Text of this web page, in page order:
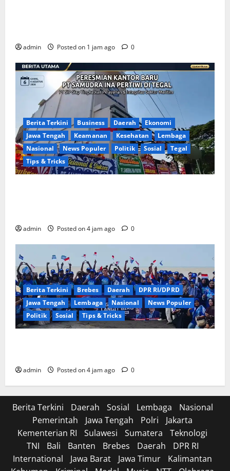
admin Posted on 1 jam ago 0
Berita Terkini Business Daerah
Ekonomi
Jawa Tengah
Keamanan Kesehatan
Lembaga
Nasional
News Populer Politik Sosial
Tegal
Tips & Tricks
admin Posted on 4 jam ago 0
Berita Terkini Brebes Daerah
DPR RI/DPRD
Jawa Tengah
Lembaga Nasional
News Populer
Politik
Sosial Tips & Tricks
admin Posted on 4 jam ago 0
Berita Terkini Daerah Sosial Lembaga
Nasional
Pemerintah
Jawa Tengah Polri
Jakarta
Kementerian RI
Sulawesi Sumatera
Teknologi
TNI
Bali Banten Brebes Daerah
DPR RI
International
Jawa Barat Jawa Timur
Kalimantan